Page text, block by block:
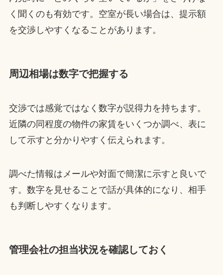
く聞くのも有効です。空室が長い場合は、提示額
を交渉しやすくなることがあります。
周辺相場は数字で把握する
交渉では感覚ではなく数字が説得力を持ちます。
近隣の同程度の物件の家賃をいくつか調べ、表に
して示すと分かりやすく伝えられます。
調べた情報はメールや対面で簡潔に示すと良いで
す。数字を見せることで話が具体的になり、相手
も判断しやすくなります。
管理会社の担当状況を確認しておく